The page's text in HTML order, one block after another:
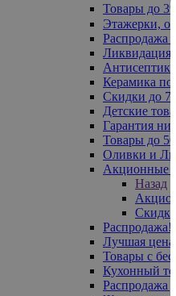
Товары до
Этажерки,
Распродажа
Ликвидация
Антисептики
Керамика по
Скидки до
Детские
Гарантия
Товары до
Оливки и
Акционные
Назад
Скидка
Распродажа!
Лучшая цена
Товары с
Кухонный
Распродажа